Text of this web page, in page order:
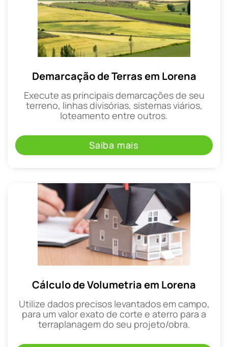
Demarcação de Terras em Lorena
Execute as principais demarcações de seu
terreno, linhas divisórias, sistemas viários,
loteamento entre outros.
Saiba mais
Cálculo de Volumetria em Lorena
Utilize dados precisos levantados em campo,
para um valor exato de corte e aterro para a
terraplanagem do seu projeto/obra.